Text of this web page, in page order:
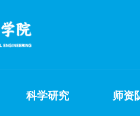
科学研究 师资